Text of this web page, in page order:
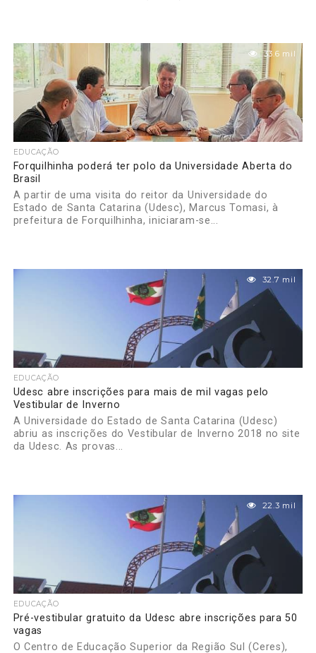
33.6 mil
EDUCAÇÃO
Forquilhinha poderá ter polo da Universidade Aberta do
Brasil
A partir de uma visita do reitor da Universidade do
Estado de Santa Catarina (Udesc), Marcus Tomasi, à
prefeitura de Forquilhinha, iniciaram-se...
32.7 mil
EDUCAÇÃO
Udesc abre inscrições para mais de mil vagas pelo
Vestibular de Inverno
A Universidade do Estado de Santa Catarina (Udesc)
abriu as inscrições do Vestibular de Inverno 2018 no site
da Udesc. As provas...
22.3 mil
EDUCAÇÃO
Pré-vestibular gratuito da Udesc abre inscrições para 50
vagas
O Centro de Educação Superior da Região Sul (Ceres),